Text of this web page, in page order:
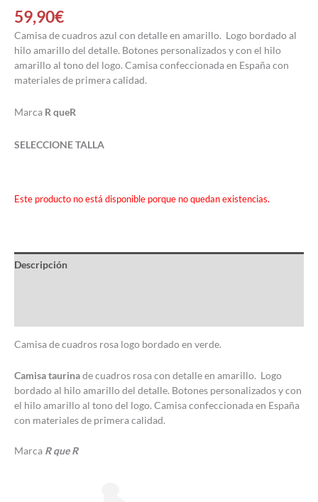
59,90€
Camisa de cuadros azul con detalle en amarillo. Logo bordado al
hilo amarillo del detalle. Botones personalizados y con el hilo
amarillo al tono del logo. Camisa confeccionada en España con
materiales de primera calidad.
Marca R queR
SELECCIONE TALLA
Este producto no está disponible porque no quedan existencias.
Descripción
Camisa de cuadros rosa logo bordado en verde.
Camisa taurinade cuadros rosa con detalle en amarillo. Logo
bordado al hilo amarillo del detalle. Botones personalizados y con
el hilo amarillo al tono del logo. Camisa confeccionada en España
con materiales de primera calidad.
Marca R que R